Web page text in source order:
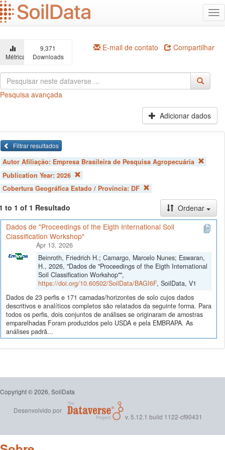
Ir
para
o
principal
Métricas
9,371
Downloads
E-mail de contato Compartilhar
Pesquisa avançada
Adicionar dados
Filtrar resultados
Autor Afiliação: Empresa Brasileira de Pesquisa Agropecuária
Publication Year: 2026
Cobertura Geográfica Estado / Província: DF
to 1 of 1 Resultado
Ordenar
Dados de "Proceedings of the Eigth International Soil
Classification Workshop"
Apr 13, 2026
Beinroth, Friedrich H.; Camargo, Marcelo Nunes; Eswaran,
H., 2026, "Dados de "Proceedings of the Eigth International
Soil Classification Workshop"",
https://doi.org/10.60502/SoilData/BAGI6F, SoilData, V1
Dados de 23 perfis e 171 camadas/horizontes de solo cujos dados
descritivos e analíticos completos são relatados da seguinte forma. Para
todos os perfis, dois conjuntos de análises se originaram de amostras
emparelhadas Foram produzidos pelo USDA e pela EMBRAPA. As
análises padrã...
Copyright © 2026, SoilData
Desenvolvido por
v. 5.12.1 build 1122-cf90431